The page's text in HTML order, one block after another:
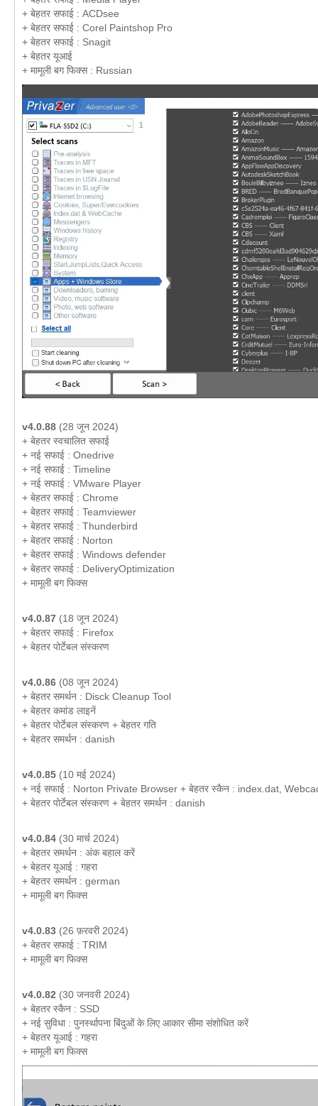
+ बेहतर सफाई : ACDsee
+ बेहतर सफाई : Corel Paintshop Pro
+ बेहतर सफाई : Snagit
+ बेहतर यूआई
+ मामूली बग फिक्स : Russian
v4.0.88 (28 जून 2024)
+ बेहतर स्वचालित सफाई
+ नई सफाई : Onedrive
+ नई सफाई : Timeline
+ नई सफाई : VMware Player
+ बेहतर सफाई : Chrome
+ बेहतर सफाई : Teamviewer
+ बेहतर सफाई : Thunderbird
+ बेहतर सफाई : Norton
+ बेहतर सफाई : Windows defender
+ बेहतर सफाई : DeliveryOptimization
+ मामूली बग फिक्स
v4.0.87 (18 जून 2024)
+ बेहतर सफाई : Firefox
+ बेहतर पोर्टेबल संस्करण
v4.0.86 (08 जून 2024)
+ बेहतर समर्थन : Disck Cleanup Tool
+ बेहतर कमांड लाइनें
+ बेहतर पोर्टेबल संस्करण + बेहतर गति
+ बेहतर समर्थन : danish
v4.0.85 (10 मई 2024)
+ नई सफाई : Norton Private Browser + बेहतर स्कैन : index.dat,
+ बेहतर पोर्टेबल संस्करण + बेहतर समर्थन : danish
v4.0.84 (30 मार्च 2024)
+ बेहतर समर्थन : अंक बहाल करें
+ बेहतर यूआई : गहरा
+ बेहतर समर्थन : german
+ मामूली बग फिक्स
v4.0.83 (26 फ़रवरी 2024)
+ बेहतर सफाई : TRIM
+ मामूली बग फिक्स
v4.0.82 (30 जनवरी 2024)
+ बेहतर स्कैन : SSD
+ नई सुविधा : पुनर्स्थापना बिंदुओं के लिए आकार सीमा संशोधित करें
+ बेहतर यूआई : गहरा
+ मामूली बग फिक्स